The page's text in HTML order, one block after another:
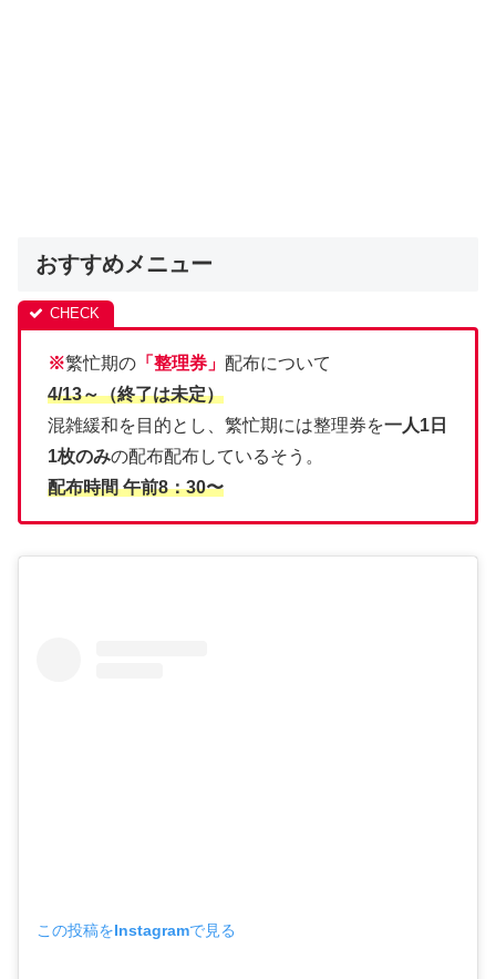
おすすめメニュー
※繁忙期の 「整理券」 配布について
4/13～（終了は未定）
混雑緩和を目的とし、繁忙期には整理券を一人1日
1枚のみの配布配布しているそう。
配布時間 午前8：30〜
この投稿をInstagramで見る